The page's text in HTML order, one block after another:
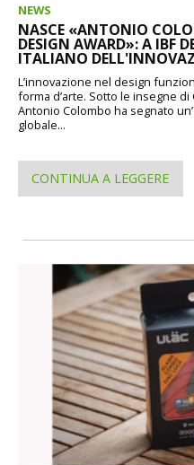
NEWS
NASCE «ANTONIO
DESIGN AWARD»: A IBF
ITALIANO
L’innovazione nel design
forma d’arte. Sotto le insegne
Antonio Colombo ha segnato
globale...
CONTINUA A LEGGERE